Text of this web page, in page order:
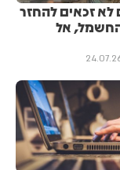
זכאים להחזר
אל